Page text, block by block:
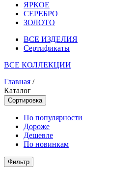
ЯРКОЕ
СЕРЕБРО
ЗОЛОТО
ВСЕ ИЗДЕЛИЯ
Сертификаты
ВСЕ КОЛЛЕКЦИИ
Главная /
Каталог
Сортировка
По популярности
Дороже
Дешевле
По новинкам
Фильтр